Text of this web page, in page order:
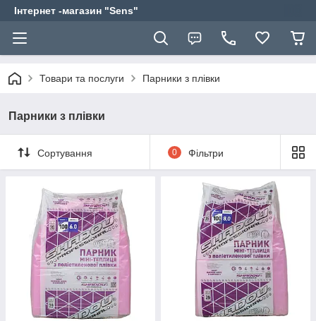
Інтернет -магазин "Sens"
Товари та послуги Парники з плівки
Парники з плівки
Сортування 0 Фільтри